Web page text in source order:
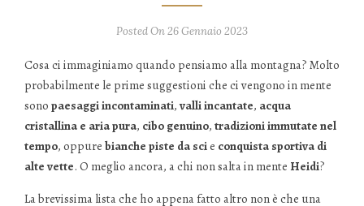
Posted On 26 Gennaio 2023
Cosa ci immaginiamo quando pensiamo alla montagna? Molto
probabilmente le prime suggestioni che ci vengono in mente
sono paesaggi incontaminati, valli incantate, acqua
cristallina e aria pura, cibo genuino, tradizioni immutate nel
tempo, oppure bianche piste da scie conquista sportiva di
alte vette. O meglio ancora, a chi non salta in mente Heidi?
La brevissima lista che ho appena fatto altro non è che una